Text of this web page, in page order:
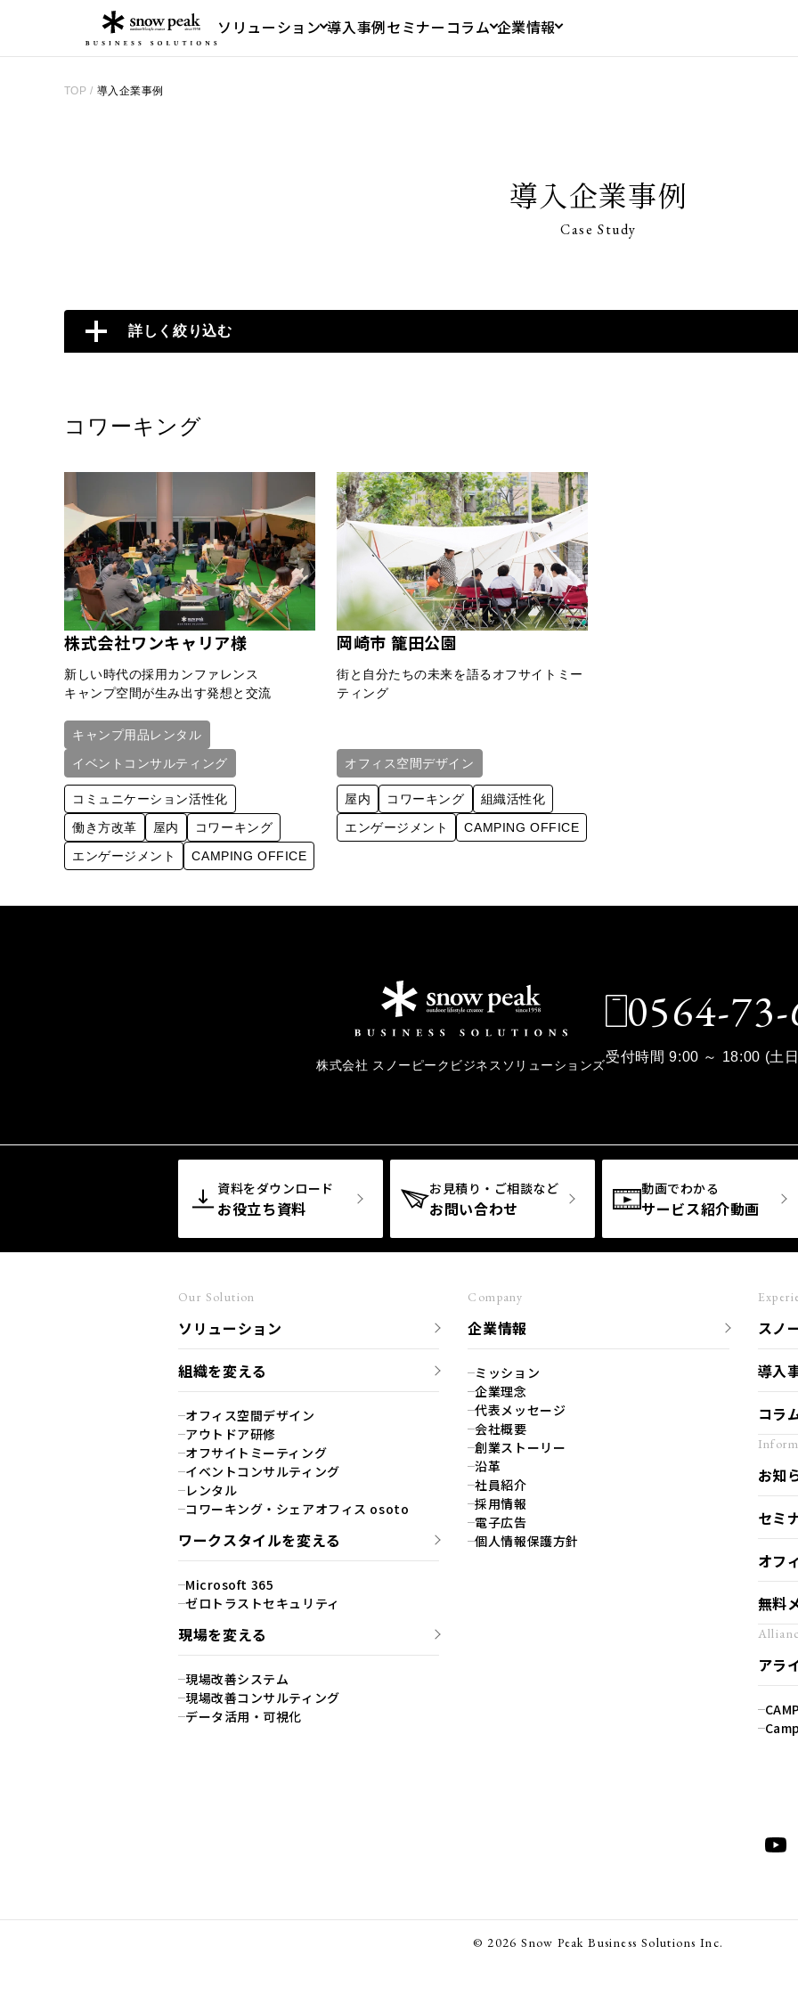
ソリューション 導入事例セミナー コラム 企業情報
TOP / 導入企業事例
導入企業事例
Case Study
詳しく絞り込む
コワーキング
株式会社ワンキャリア様
新しい時代の採用カンファレンス
キャンプ空間が生み出す発想と交流
キャンプ用品レンタル
イベントコンサルティング
コミュニケーション活性化
働き方改革
屋内
コワーキング
エンゲージメント
CAMPING OFFICE
岡崎市 籠田公園
街と自分たちの未来を語るオフサイトミー
ティング
オフィス空間デザイン
屋内 コワーキング
組織活性化
エンゲージメント
CAMPING OFFICE
株式会社 スノーピークビジネスソリューションズ
0564-
受付時間 9:00 ～ 18:00 (土
資料をダウンロード
お役立ち資料
お見積り・ご相談など
お問い合わせ
動画でわかる
サービス紹介動画
Our Solution
ソリューション
組織を変える
オフィス空間デザイン
アウトドア研修
オフサイトミーティング
イベントコンサルティング
レンタル
コワーキング・シェアオフィス osoto
ワークスタイルを変える
Microsoft 365
ゼロトラストセキュリティ
現場を変える
現場改善システム
現場改善コンサルティング
データ活用・可視化
Company
企業情報
ミッション
企業理念
代表メッセージ
会社概要
創業ストーリー
沿革
社員紹介
採用情報
電子広告
個人情報保護方針
スノ
導入
コラ
お知
セミ
オフ
無料
アラ
© 2026 Snow Peak Business Solutions Inc.